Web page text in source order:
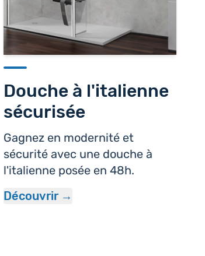
Douche à l'italienne
sécurisée
Gagnez en modernité et
sécurité avec une douche à
l'italienne posée en 48h.
Découvrir